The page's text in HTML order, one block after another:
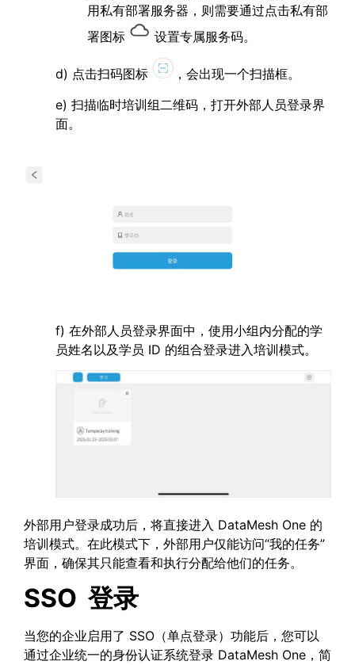
用私有部署服务器，则需要通过点击私有部
署图标
设置专属服务码。
d) 点击扫码图标
，会出现一个扫描框。
e) 扫描临时培训组二维码，打开外部人员登录界
面。
f) 在外部人员登录界面中，使用小组内分配的学
员姓名以及学员 ID 的组合登录进入培训模式。
外部用户登录成功后，将直接进入 DataMesh One 的
培训模式。在此模式下，外部用户仅能访问“我的任务”
界面，确保其只能查看和执行分配给他们的任务。
SSO 登录
当您的企业启用了 SSO（单点登录）功能后，您可以
通过企业统一的身份认证系统登录 DataMesh One，简